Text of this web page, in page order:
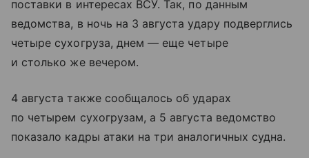
поставки в интересах ВСУ. Так, по данным
ведомства, в ночь на 3 августа удару подверглись
четыре сухогруза, днем — еще четыре
и столько же вечером.
4 августа также сообщалось об ударах
по четырем сухогрузам, а 5 августа ведомство
показало кадры атаки на три аналогичных судна.